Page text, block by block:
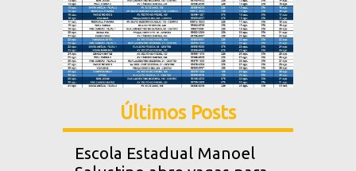
Últimos Posts
Escola Estadual Manoel